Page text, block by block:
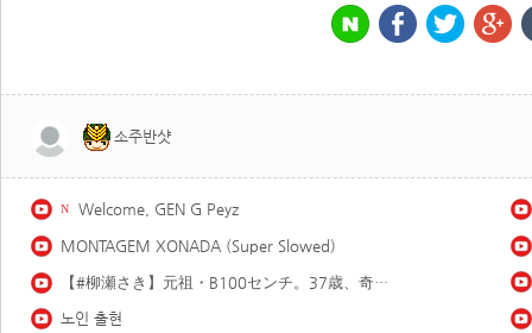
소주반샷
N Welcome, GEN G Peyz
MONTAGEM XONADA (Super Slowed)
【#柳瀬さき】元祖・B100センチ。37歳、奇跡の美貌。――デジタル写真集『あこがれ』好評発売中！ Saki Yanase
노인 출현